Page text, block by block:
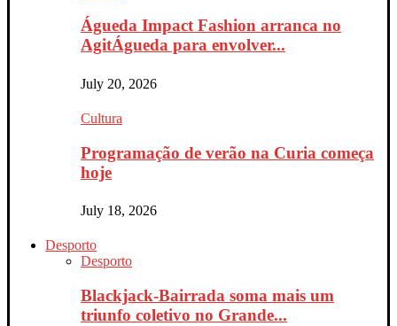
Águeda Impact Fashion arranca no
AgitÁgueda para envolver...
July 20, 2026
Cultura
Programação de verão na Curia começa
hoje
July 18, 2026
Desporto
Desporto
Blackjack-Bairrada soma mais um
triunfo coletivo no Grande...